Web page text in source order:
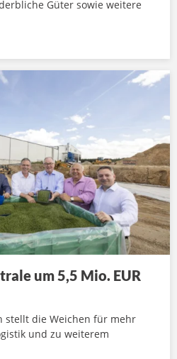
Güter sowie weitere
um 5,5 Mio. EUR
stellt die Weichen für mehr
und zu weiterem